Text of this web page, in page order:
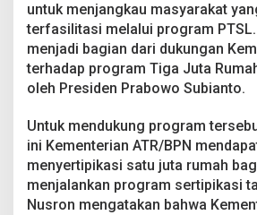
untuk menjangkau masyarakat
terfasilitasi melalui program
menjadi bagian dari dukungan
terhadap program Tiga Juta
oleh Presiden Prabowo Subianto.
Untuk mendukung program
ini Kementerian ATR/BPN
menyertipikasi satu juta rumah
menjalankan program sertipikasi
Nusron mengatakan bahwa